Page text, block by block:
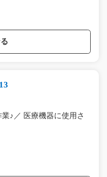
♪／ 医療機器に使用さ